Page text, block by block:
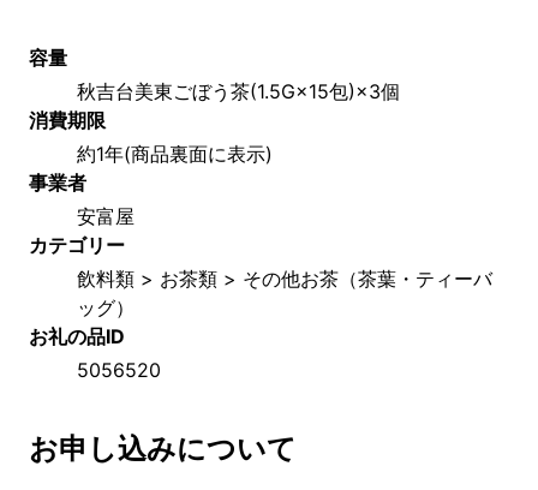
容量
秋吉台美東ごぼう茶(1.5G×15包)×3個
消費期限
約1年(商品裏面に表示)
事業者
安富屋
カテゴリー
飲料類 > お茶類 > その他お茶（茶葉・ティーバ
ッグ）
お礼の品ID
5056520
お申し込みについて